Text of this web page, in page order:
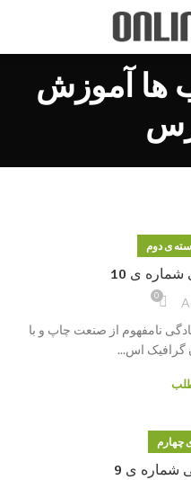
ها آموزش
ی دوم
ی 10
0
نامفهوم از صنعت چاپ و با
گرافیک اس...
چهارم
شماره ی 9